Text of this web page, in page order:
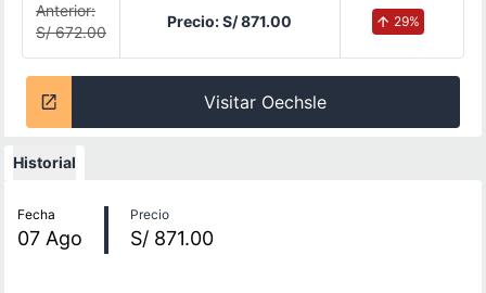
Anterior:
S/ 672.00
Precio:S/ 871.00 29%
Visitar Oechsle
Historial
Fecha
07 Ago
Precio
S/ 871.00